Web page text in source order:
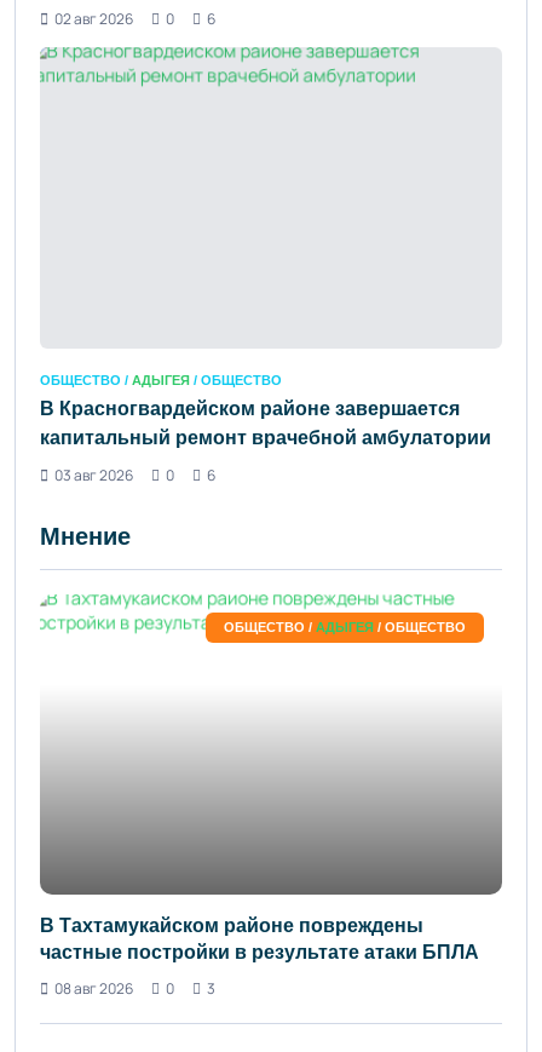
02 авг 2026
0 6
ОБЩЕСТВО / АДЫГЕЯ / ОБЩЕСТВО
В Красногвардейском районе завершается
капитальный ремонт врачебной амбулатории
03 авг 2026
0 6
Мнение
ОБЩЕСТВО / АДЫГЕЯ / ОБЩЕСТВО
В Тахтамукайском районе повреждены
частные постройки в результате атаки БПЛА
08 авг 2026
0 3